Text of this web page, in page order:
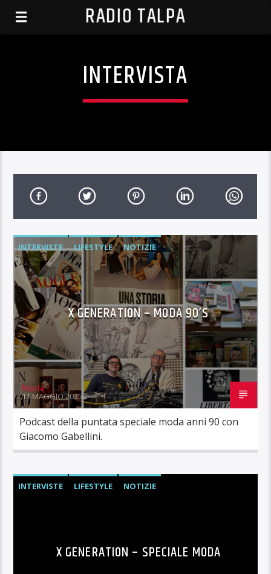
RADIO TALPA
INTERVISTA
INTERVISTE LIFESTYLE
NOTIZIE
PODCAST
X GENERATION – MODA 90’S
Nicola
11 MAGGIO 2025
Podcast della puntata speciale moda anni 90 con
Giacomo Gabellini.
INTERVISTE LIFESTYLE
NOTIZIE
X GENERATION – SPECIALE MODA